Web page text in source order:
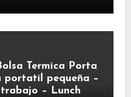
Termica Porta
portatil pequeña –
– Lunch